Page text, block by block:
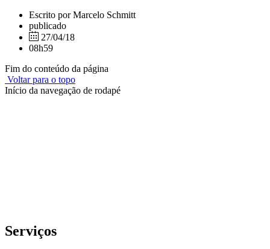
Escrito por Marcelo Schmitt
publicado
27/04/18
08h59
Fim do conteúdo da página
Voltar para o topo
Início da navegação de rodapé
Serviços